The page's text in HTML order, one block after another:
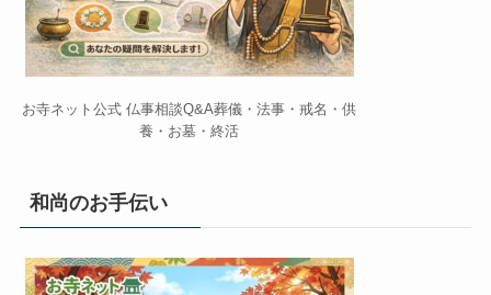
お寺ネット公式 仏事相談Q&A葬儀・法事・戒名・供
養・お墓・終活
和尚のお手伝い